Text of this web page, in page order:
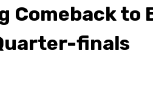
Comeback to
finals